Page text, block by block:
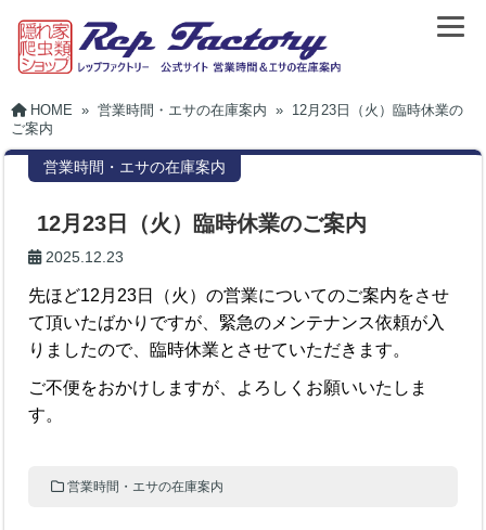
HOME » 営業時間・エサの在庫案内 » 12月23日（火）臨時休業の
ご案内
営業時間・エサの在庫案内
12月23日（火）臨時休業のご案内
2025.12.23
先ほど12月23日（火）の営業についてのご案内をさせ
て頂いたばかりですが、緊急のメンテナンス依頼が入
りましたので、臨時休業とさせていただきます。
ご不便をおかけしますが、よろしくお願いいたしま
す。
営業時間・エサの在庫案内